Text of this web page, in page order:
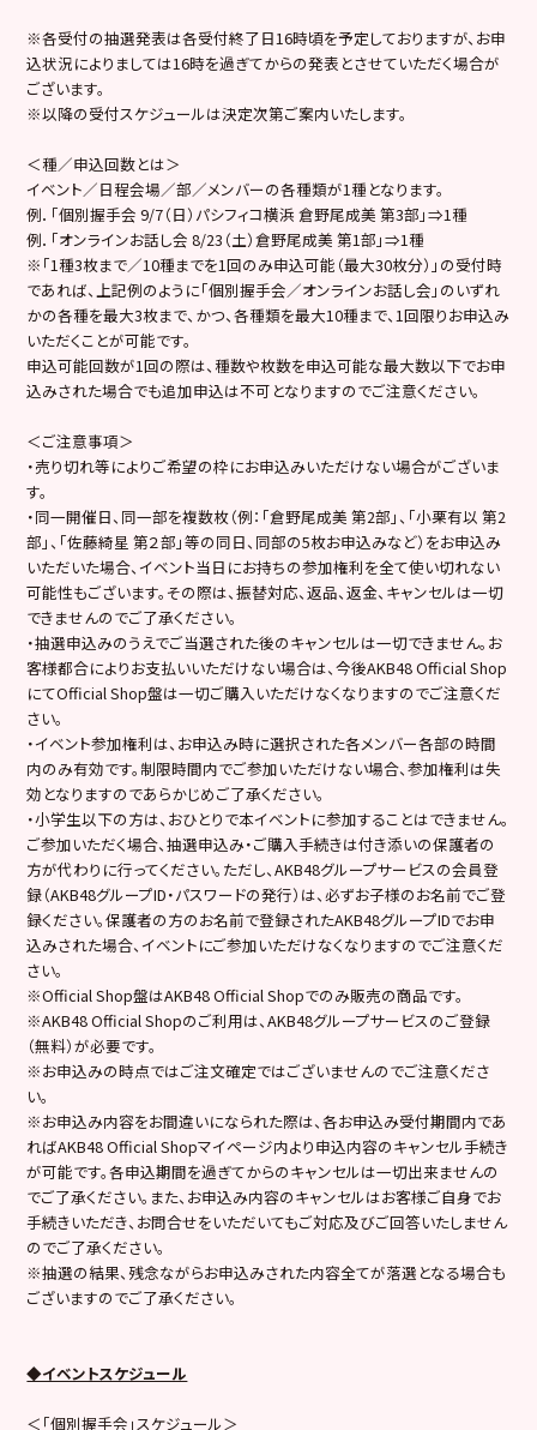
※各受付の抽選発表は各受付終了日16時頃を予定しておりますが、お申
込状況によりましては16時を過ぎてからの発表とさせていただく場合が
ございます。
※以降の受付スケジュールは決定次第ご案内いたします。
＜種／申込回数とは＞
イベント／日程会場／部／メンバーの各種類が1種となります。
例．「個別握手会 9/7（日）パシフィコ横浜 倉野尾成美 第3部」⇒1種
例．「オンラインお話し会 8/23（土）倉野尾成美 第1部」⇒1種
※「1種3枚まで／10種までを1回のみ申込可能（最大30枚分）」の受付時
であれば、上記例のように「個別握手会／オンラインお話し会」のいずれ
かの各種を最大3枚まで、かつ、各種類を最大10種まで、1回限りお申込み
いただくことが可能です。
申込可能回数が1回の際は、種数や枚数を申込可能な最大数以下でお申
込みされた場合でも追加申込は不可となりますのでご注意ください。
＜ご注意事項＞
・売り切れ等によりご希望の枠にお申込みいただけない場合がございま
す。
・同一開催日、同一部を複数枚（例：「倉野尾成美 第2部」、「小栗有以 第2
部」、「佐藤綺星 第２部」等の同日、同部の5枚お申込みなど）をお申込み
いただいた場合、イベント当日にお持ちの参加権利を全て使い切れない
可能性もございます。その際は、振替対応、返品、返金、キャンセルは一切
できませんのでご了承ください。
・抽選申込みのうえでご当選された後のキャンセルは一切できません。お
客様都合によりお支払いいただけない場合は、今後AKB48 Official Shop
にてOfficial Shop盤は一切ご購入いただけなくなりますのでご注意くだ
さい。
・イベント参加権利は、お申込み時に選択された各メンバー各部の時間
内のみ有効です。制限時間内でご参加いただけない場合、参加権利は失
効となりますのであらかじめご了承ください。
・小学生以下の方は、おひとりで本イベントに参加することはできません。
ご参加いただく場合、抽選申込み・ご購入手続きは付き添いの保護者の
方が代わりに行ってください。ただし、AKB48グループサービスの会員登
録（AKB48グループID・パスワードの発行）は、必ずお子様のお名前でご登
録ください。保護者の方のお名前で登録されたAKB48グループIDでお申
込みされた場合、イベントにご参加いただけなくなりますのでご注意くだ
さい。
※Official Shop盤はAKB48 Official Shopでのみ販売の商品です。
※AKB48 Official Shopのご利用は、AKB48グループサービスのご登録
（無料）が必要です。
※お申込みの時点ではご注文確定ではございませんのでご注意くださ
い。
※お申込み内容をお間違いになられた際は、各お申込み受付期間内であ
ればAKB48 Official Shopマイページ内より申込内容のキャンセル手続き
が可能です。各申込期間を過ぎてからのキャンセルは一切出来ませんの
でご了承ください。また、お申込み内容のキャンセルはお客様ご自身でお
手続きいただき、お問合せをいただいてもご対応及びご回答いたしません
のでご了承ください。
※抽選の結果、残念ながらお申込みされた内容全てが落選となる場合も
ございますのでご了承ください。
◆イベントスケジュール
＜「個別握手会」スケジュール＞